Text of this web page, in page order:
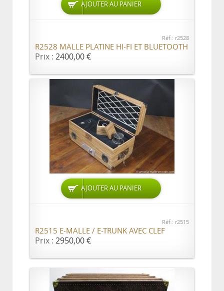
AJOUTER AU PANIER
Réf.: r2528
R2528 MALLE PLATINE HI-FI ET BLUETOOTH
Prix : 2400,00 €
AJOUTER AU PANIER
Réf.: r2515
R2515 E-MALLE / E-TRUNK AVEC CLEF
Prix : 2950,00 €